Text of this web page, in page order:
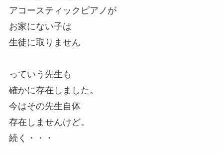
アコースティックピアノが
お家にない子は
生徒に取りません
っていう先生も
確かに存在しました。
今はその先生自体
存在しませんけど。
続く・・・